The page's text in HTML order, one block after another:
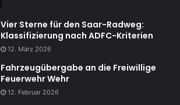
Vier Sterne für den Saar-Radweg:
Klassifizierung nach ADFC-Kriterien
12. März 2026
Fahrzeugübergabe an die Freiwillige
Feuerwehr Wehr
12. Februar 2026